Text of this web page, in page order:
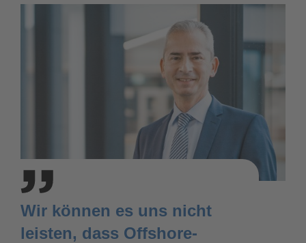
Wir können es uns nicht
leisten, dass Offshore-